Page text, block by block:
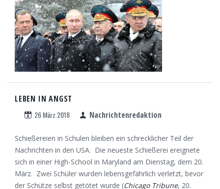
LEBEN IN ANGST
26 März 2018 Nachrichtenredaktion
Schießereien in Schulen bleiben ein schrecklicher Teil der
Nachrichten in den USA. Die neueste Schießerei ereignete
sich in einer High-School in Maryland am Dienstag, dem 20.
März. Zwei Schüler wurden lebensgefährlich verletzt, bevor
der Schütze selbst getötet wurde (Chicago Tribune, 20.